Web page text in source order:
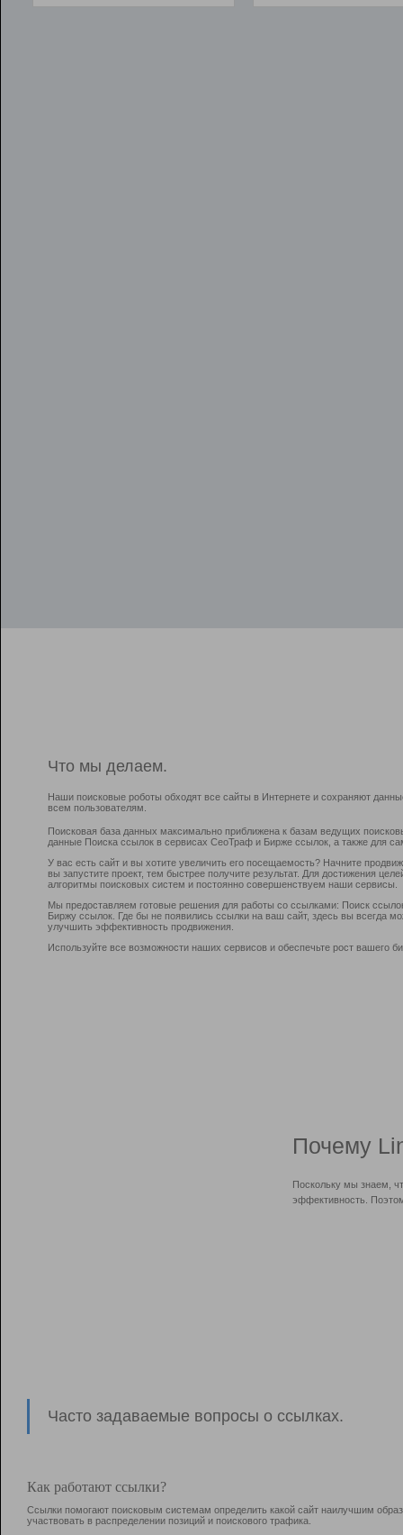
Что мы делаем.
Наши поисковые роботы обходят все сайты в Интернете и сохраняют
всем пользователям.
Поисковая база данных максимально приближена к базам ведущих
данные Поиска ссылок в сервисах СеоТраф и Бирже ссылок, а также для
У вас есть сайт и вы хотите увеличить его посещаемость? Начните
вы запустите проект, тем быстрее получите результат. Для достижения
алгоритмы поисковых систем и постоянно совершенствуем наши сервисы.
Мы предоставляем готовые решения для работы со ссылками: Поиск
Биржу ссылок. Где бы не появились ссылки на ваш сайт, здесь вы всегда
улучшить эффективность продвижения.
Используйте все возможности наших сервисов и обеспечьте рост вашего
Почему
Поскольку мы знаем,
эффективность.
Часто задаваемые вопросы о ссылках.
Как работают ссылки?
Ссылки помогают поисковым системам определить какой сайт наилучшим
участвовать в раcпределении позиций и поискового трафика.